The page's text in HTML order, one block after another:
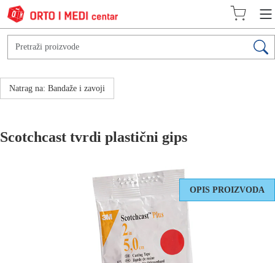
Natrag na: Bandaže i zavoji
Scotchcast tvrdi plastični gips
OPIS PROIZVODA